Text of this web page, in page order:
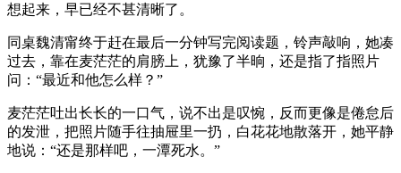
想起来，早已经不甚清晰了。
同桌魏清甯终于赶在最后一分钟写完阅读题，铃声敲响，她凑
过去，靠在麦茫茫的肩膀上，犹豫了半晌，还是指了指照片
问：“最近和他怎么样？”
麦茫茫吐出长长的一口气，说不出是叹惋，反而更像是倦怠后
的发泄，把照片随手往抽屉里一扔，白花花地散落开，她平静
地说：“还是那样吧，一潭死水。”